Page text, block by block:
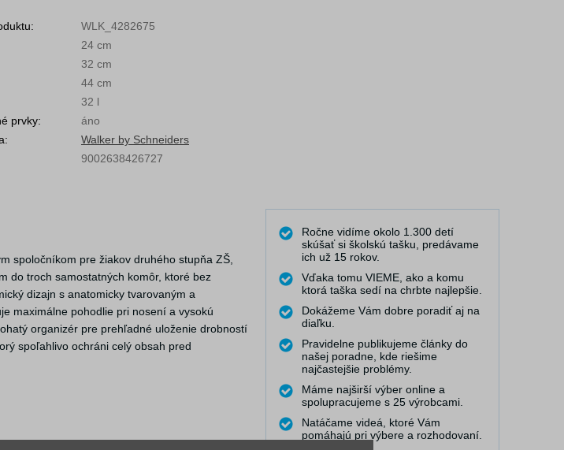
WLK_4282675
24 cm
32 cm
44 cm
32 l
prvky:
áno
Walker by Schneiders
9002638426727
spoločníkom pre žiakov druhého stupňa ZŠ,
do troch samostatných komôr, ktoré bez
dizajn s anatomicky tvarovaným a
maximálne pohodlie pri nosení a vysokú
organizér pre prehľadné uloženie drobností
spoľahlivo ochráni celý obsah pred
Ročne vidíme okolo 1.300 detí
skúšať si školskú tašku, predávame
ich už 15 rokov.
Vďaka tomu VIEME, ako a komu
ktorá taška sedí na chrbte najlepšie.
Dokážeme Vám dobre poradiť aj na
diaľku.
Pravidelne publikujeme články do
našej poradne, kde riešime
najčastejšie problémy.
Máme najširší výber online a
spolupracujeme s 25 výrobcami.
Natáčame videá, ktoré Vám
pomáhajú pri výbere a rozhodovaní.